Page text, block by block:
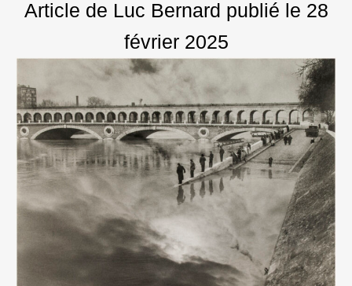
Article de Luc Bernard publié le 28
février 2025